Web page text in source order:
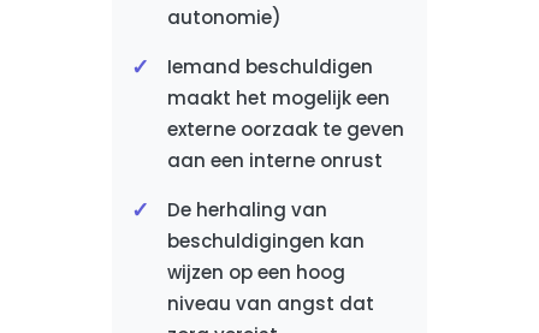
autonomie)
Iemand beschuldigen
maakt het mogelijk een
externe oorzaak te geven
aan een interne onrust
De herhaling van
beschuldigingen kan
wijzen op een hoog
niveau van angst dat